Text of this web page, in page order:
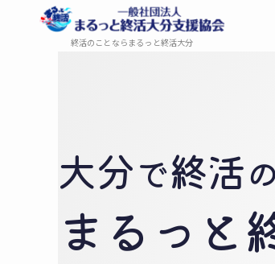
終活のことならまるっと終活大分
大分で終活
まるっと​